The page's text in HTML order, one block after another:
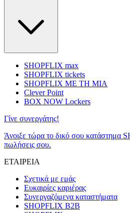
SHOPFLIX max
SHOPFLIX tickets
SHOPFLIX ΜΕ ΤΗ ΜΙΑ
Clever Point
BOX NOW Lockers
Γίνε συνεργάτης!
Άνοιξε τώρα το δικό σου κατάστημα
πωλήσεις σου.
ΕΤΑΙΡΕΙΑ
Σχετικά με εμάς
Ευκαιρίες καριέρας
Συνεργαζόμενα καταστήματα
SHOPFLIX B2B